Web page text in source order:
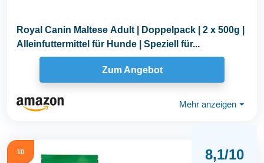
Royal Canin Maltese Adult | Doppelpack | 2 x 500g |
Alleinfuttermittel für Hunde | Speziell für...
Zum Angebot
Mehr anzeigen ⏷
10 8,1/10